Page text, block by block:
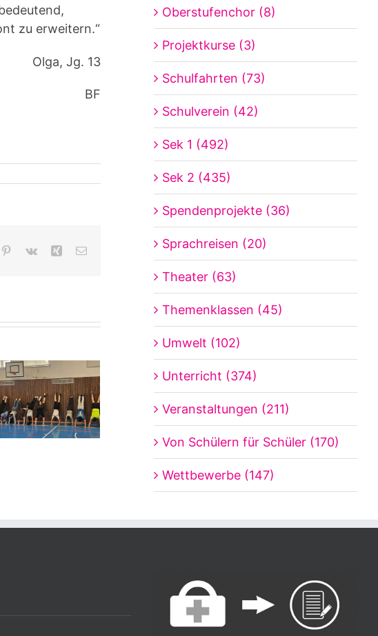
zu erweitern.“
Olga, Jg. 13
BF
Pinterest
Vk Xing E-
Oberstufenchor (8)
Projektkurse (3)
Schulfahrten (73)
Schulverein (42)
Sek 1 (492)
Sek 2 (435)
Spendenprojekte (36)
Sprachreisen (20)
Theater (63)
Themenklassen (45)
Umwelt (102)
Unterricht (374)
Veranstaltungen (211)
Von Schülern für Schüler (170)
Wettbewerbe (147)